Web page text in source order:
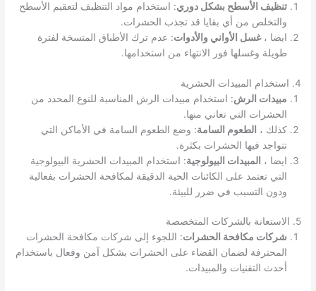
تنظيف الأسطح بشكل دوري: استخدام مواد التنظيف لتعقيم الأسطح
والتخلص من أي بقايا قد تجذب الحشرات.
ايضا ،غسل الأواني والأدوات: عدم ترك الأطباق المتسخة لفترة
طويلة وغسلها فور الانتهاء من استخدامها.
4. استخدام المبيدات الحشرية
مبيدات الرش: استخدام مبيدات الرش المناسبة للنوع المحدد من
الحشرات التي تعاني منها.
كذلك ، الطعوم السامة: وضع الطعوم السامة في الأماكن التي
تتواجد فيها الحشرات بكثرة.
ايضا ، المبيدات البيولوجية: استخدام المبيدات الحشرية البيولوجية
التي تعتمد على الكائنات الحية الدقيقة لمكافحة الحشرات بفعالية
ودون التسبب في ضرر للبيئة.
5. الاستعانة بالشركات المتخصصة
شركات مكافحة الحشرات: اللجوء إلى شركات مكافحة الحشرات
المحترفة لضمان القضاء على الحشرات بشكل آمن وفعال باستخدام
أحدث التقنيات والمبيدات.